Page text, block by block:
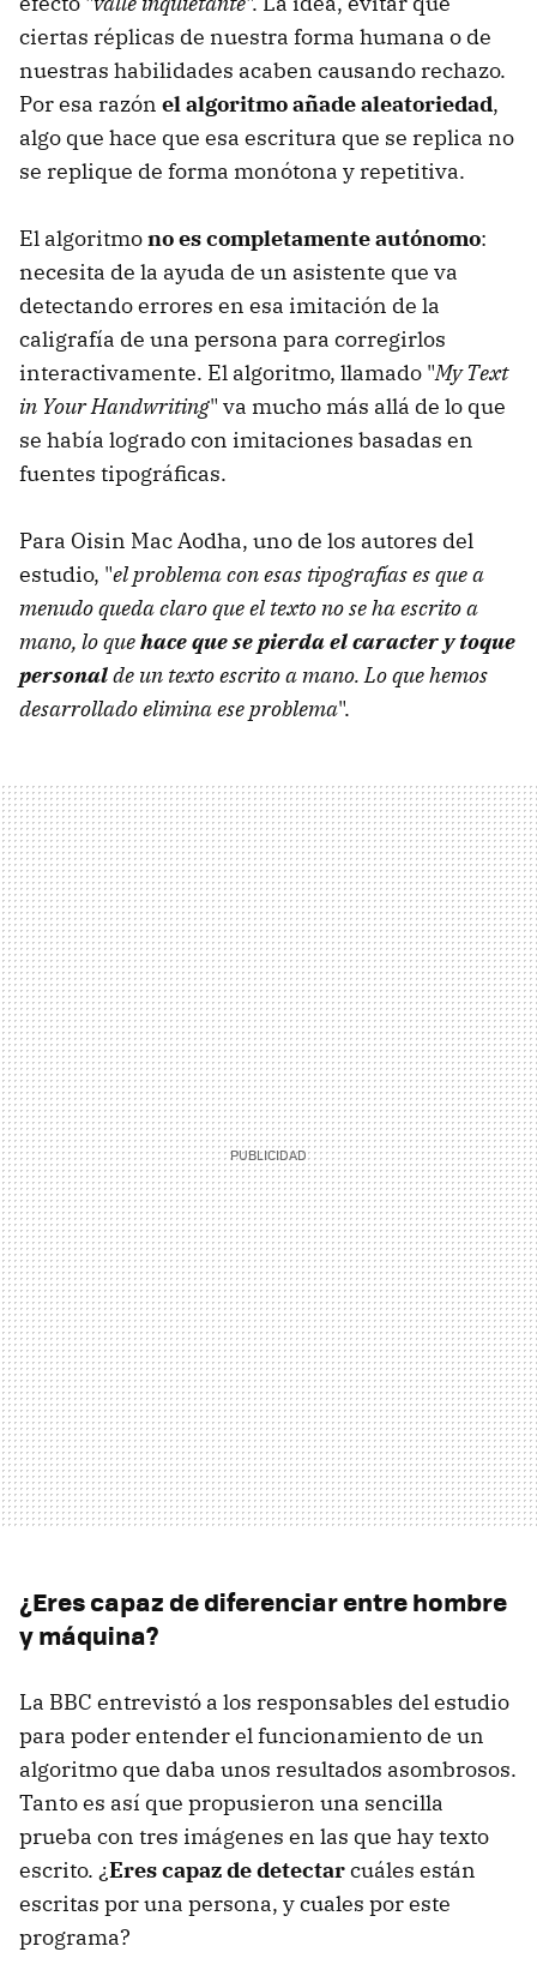
ciertas réplicas de nuestra forma humana o de
nuestras habilidades acaben causando rechazo.
Por esa razón el algoritmo añade aleatoriedad,
algo que hace que esa escritura que se replica no
se replique de forma monótona y repetitiva.
El algoritmono es completamente autónomo:
necesita de la ayuda de un asistente que va
detectando errores en esa imitación de la
caligrafía de una persona para corregirlos
interactivamente. El algoritmo, llamado "My Text
in Your Handwriting" va mucho más allá de lo que
se había logrado con imitaciones basadas en
fuentes tipográficas.
Para Oisin Mac Aodha, uno de los autores del
estudio, "el problema con esas tipografías es que a
menudo queda claro que el texto no se ha escrito a
mano, lo quehace que se pierda el caracter y toque
personalde un texto escrito a mano. Lo que hemos
desarrollado elimina ese problema".
¿Eres capaz de diferenciar entre hombre
y máquina?
La BBC entrevistó a los responsables del estudio
para poder entender el funcionamiento de un
algoritmo que daba unos resultados asombrosos.
Tanto es así que propusieron una sencilla
prueba con tres imágenes en las que hay texto
escrito. ¿Eres capaz de detectarcuáles están
escritas por una persona, y cuales por este
programa?